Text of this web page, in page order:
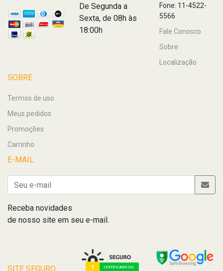
De Segunda a
Sexta, de 08h às
18:00h
Fone: 11-4522-
5566
Fale Conosco
Sobre
Localização
SOBRE
Termos de uso
Meus pedidos
Promoções
Carrinho
E-MAIL
Receba novidades
de nosso site em seu e-mail.
SITE SEGURO